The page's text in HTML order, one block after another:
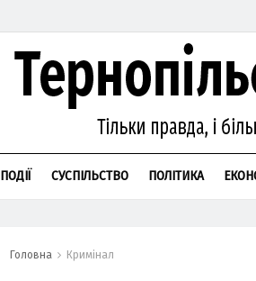
ПОДІЇ СУСПІЛЬСТВО ПОЛІТИКА
Головна Кримінал